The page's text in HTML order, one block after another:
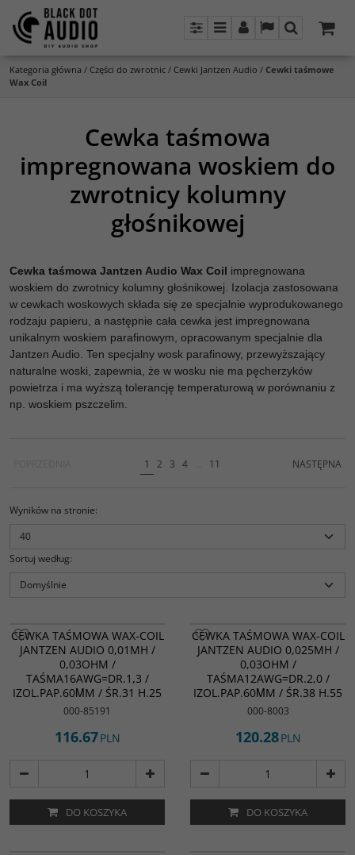
PanelMenuPanel LangSzukaj
Kategoria główna / Części do zwrotnic / Cewki Jantzen Audio / Cewki taśmowe
Wax Coil
Cewka taśmowa
impregnowana woskiem do
zwrotnicy kolumny
głośnikowej
Cewka taśmowa Jantzen Audio Wax Coil impregnowana
woskiem do zwrotnicy kolumny głośnikowej. Izolacja zastosowana
w cewkach woskowych składa się ze specjalnie wyprodukowanego
rodzaju papieru, a następnie cała cewka jest impregnowana
unikalnym woskiem parafinowym, opracowanym specjalnie dla
Jantzen Audio. Ten specjalny wosk parafinowy, przewyższający
naturalne woski, zapewnia, że w wosku nie ma pęcherzyków
powietrza i ma wyższą tolerancję temperaturową w porównaniu z
np. woskiem pszczelim.
1 2 3 4 11 NASTĘPNA
Wyników na stronie:
Sortuj według:
CEWKA TAŚMOWA WAX-COIL
JANTZEN AUDIO 0,01MH /
0,03OHM /
TAŚMA16AWG=DR.1,3 /
IZOL.PAP.60ΜM / ŚR.31 H.25
000-85191
116.67PLN
DO KOSZYKA
CEWKA TAŚMOWA WAX-COIL
JANTZEN AUDIO 0,025MH /
0,03OHM /
TAŚMA12AWG=DR.2,0 /
IZOL.PAP.60ΜM / ŚR.38 H.55
000-8003
120.28PLN
DO KOSZYKA